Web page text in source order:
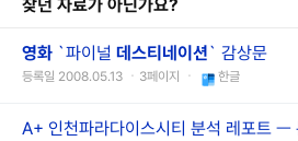
찾던 자료가 아닌가요?
영화 `파이널 데스티네이션` 감상문
등록일 2008.05.13 ㆍ3페이지 ㆍ 한글
A+ 인천파라다이스시티 분석 레포트